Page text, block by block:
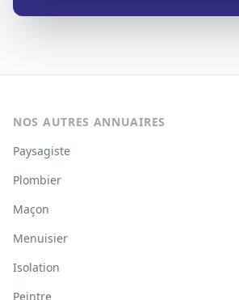
NOS AUTRES ANNUAIRES
Paysagiste
Plombier
Maçon
Menuisier
Isolation
Peintre